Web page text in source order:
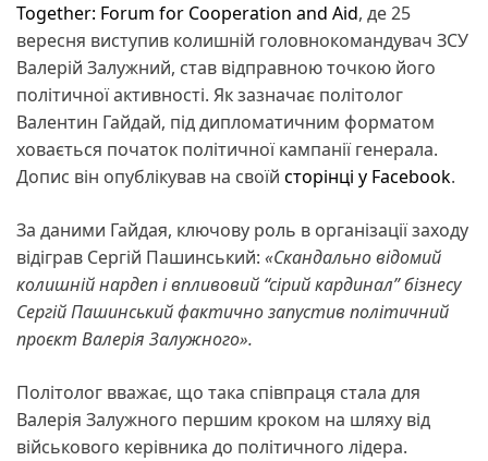
Together: Forum for Cooperation and Aid, де 25
вересня виступив колишній головнокомандувач ЗСУ
Валерій Залужний, став відправною точкою його
політичної активності. Як зазначає політолог
Валентин Гайдай, під дипломатичним форматом
ховається початок політичної кампанії генерала.
Допис він опублікував на своїй сторінці у Facebook.
За даними Гайдая, ключову роль в організації заходу
відіграв Сергій Пашинський: «Скандально відомий
колишній нардеп і впливовий “сірий кардинал” бізнесу
Сергій Пашинський фактично запустив політичний
проєкт Валерія Залужного».
Політолог вважає, що така співпраця стала для
Валерія Залужного першим кроком на шляху від
військового керівника до політичного лідера.